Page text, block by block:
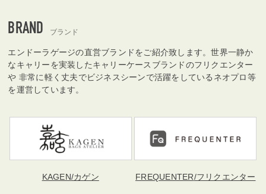
BRAND ブランド
エンドーラゲージの直営ブランドをご紹介致します。世界一静か
なキャリーを実装したキャリーケースブランドのフリクエンター
や 非常に軽く丈夫でビジネスシーンで活躍をしているネオプロ等
を運営しています。
KAGEN/カゲン FREQUENTER/フリクエンター